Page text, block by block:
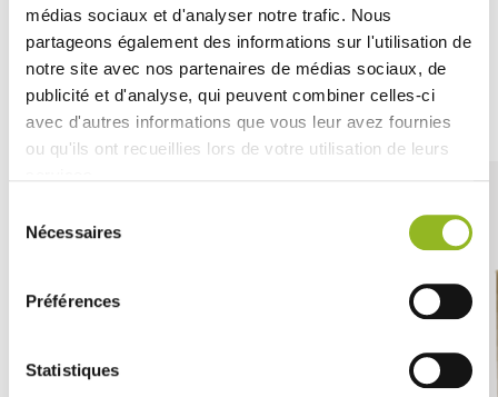
médias sociaux et d'analyser notre trafic. Nous
partageons également des informations sur l'utilisation de
notre site avec nos partenaires de médias sociaux, de
publicité et d'analyse, qui peuvent combiner celles-ci
avec d'autres informations que vous leur avez fournies
ou qu'ils ont recueillies lors de votre utilisation de leurs
Nécessaires
Préférences
Statistiques
Découvrez aussi